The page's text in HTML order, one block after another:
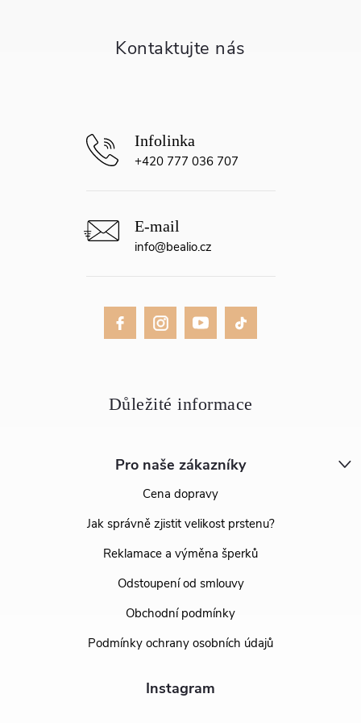
Pro naše zákazníky
Cena dopravy
Jak správně zjistit velikost prstenu?
Reklamace a výměna šperků
Odstoupení od smlouvy
Obchodní podmínky
Podmínky ochrany osobních údajů
Instagram
info@bealio.cz
+420 777 036 707